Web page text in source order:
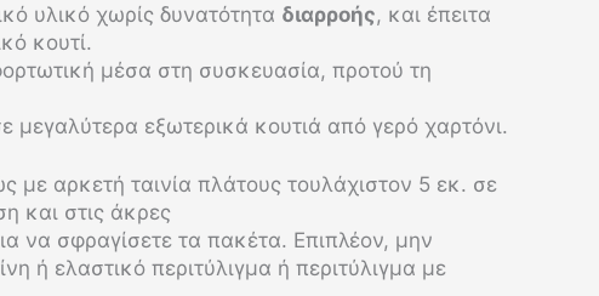
υλικό χωρίς δυνατότητα διαρροής, και έπειτα
κουτί.
μέσα στη συσκευασία, προτού τη
μεγαλύτερα εξωτερικά κουτιά από γερό χαρτόνι.
με αρκετή ταινία πλάτους τουλάχιστον 5 εκ. σε
και στις άκρες
να σφραγίσετε τα πακέτα. Επιπλέον, μην
ή ελαστικό περιτύλιγμα ή περιτύλιγμα με